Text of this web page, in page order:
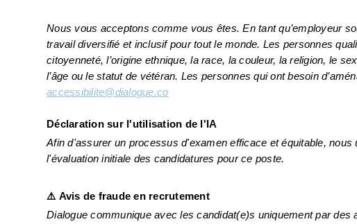
Nous vous acceptons comme vous êtes. En tant qu’employeur
travail diversifié et inclusif pour tout le monde. Les personnes
citoyenneté, l’origine ethnique, la race, la couleur, la religion, le
accessibilite@dialogue.co
Déclaration sur l'utilisation de l'IA
Afin d'assurer un processus d'examen efficace et équitable,
l'évaluation initiale des candidatures pour ce poste.
⚠️ Avis de fraude en recrutement
Dialogue communique avec les candidat(e)s uniquement par des